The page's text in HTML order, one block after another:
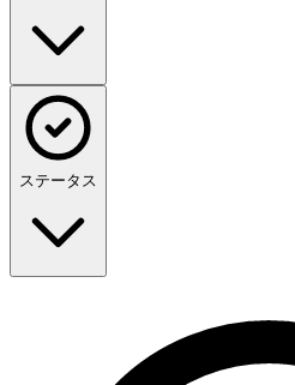
ステータス